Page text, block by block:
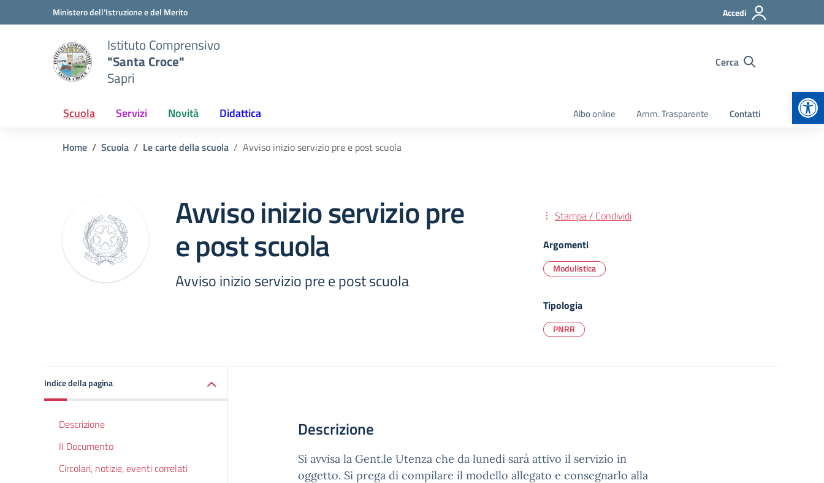
Vai ai contenuti
Vai al menu di navigazioneMinistero dell'Istruzione e del Merito Accedi
Istituto Comprensivo
"Santa Croce"
Sapri
Cerca
Scuola Servizi Novità Didattica Albo online Amm. Trasparente Contatti
Home Scuola Le carte della scuola Avviso inizio servizio pre e post scuola
Avviso inizio servizio pre
e post scuola
Avviso inizio servizio pre e post scuola
Stampa / Condividi
Argomenti
Modulistica
Tipologia
PNRR
Indice della pagina
Descrizione
Il Documento
Circolari, notizie, eventi correlati
Descrizione
Si avvisa la Gent.le Utenza che da lunedì sarà attivo il servizio in
oggetto. Si prega di compilare il modello allegato e consegnarlo alla